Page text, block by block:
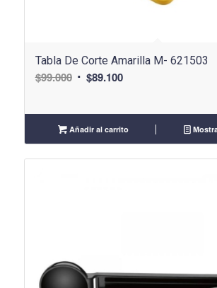
Tabla De Corte Amarilla M- 621503
$99.000 El
original
era:
$99.000.
$89.100El
actual
es:
$89.100.
Añadir al carrito